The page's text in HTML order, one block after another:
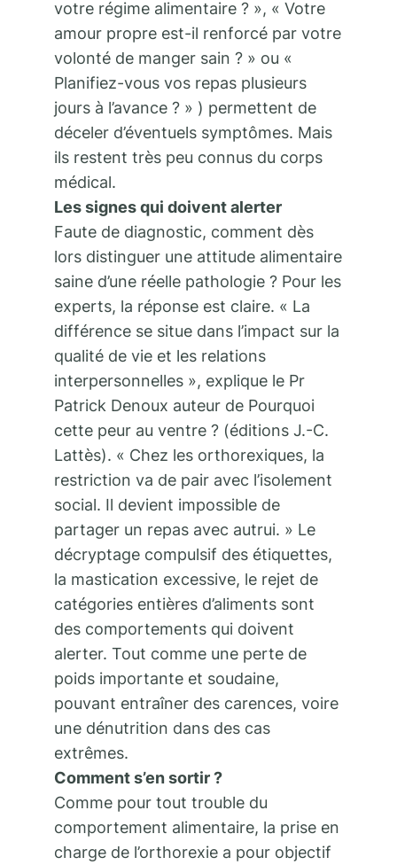
votre régime alimentaire ? », « Votre
amour propre est-il renforcé par votre
volonté de manger sain ? » ou «
Planifiez-vous vos repas plusieurs
jours à l’avance ? » ) permettent de
déceler d’éventuels symptômes. Mais
ils restent très peu connus du corps
médical.
Les signes qui doivent alerter
Faute de diagnostic, comment dès
lors distinguer une attitude alimentaire
saine d’une réelle pathologie ? Pour les
experts, la réponse est claire. « La
différence se situe dans l’impact sur la
qualité de vie et les relations
interpersonnelles », explique le Pr
Patrick Denoux auteur de Pourquoi
cette peur au ventre ? (éditions J.-C.
Lattès). « Chez les orthorexiques, la
restriction va de pair avec l’isolement
social. Il devient impossible de
partager un repas avec autrui. » Le
décryptage compulsif des étiquettes,
la mastication excessive, le rejet de
catégories entières d’aliments sont
des comportements qui doivent
alerter. Tout comme une perte de
poids importante et soudaine,
pouvant entraîner des carences, voire
une dénutrition dans des cas
extrêmes.
Comment s’en sortir ?
Comme pour tout trouble du
comportement alimentaire, la prise en
charge de l’orthorexie a pour objectif